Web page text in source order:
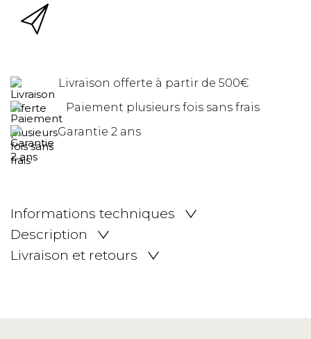
Livraison offerte à partir de 500€
Paiement plusieurs fois sans frais
Garantie 2 ans
Informations techniques
Description
Livraison et retours